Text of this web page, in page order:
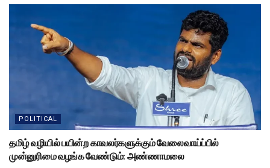
POLITICAL
தமிழ் வழியில் பயின்ற காவலர்களுக்கும் வேலைவாய்ப்பில்
முன்னுரிமை வழங்க வேண்டும்: அண்ணாமலை